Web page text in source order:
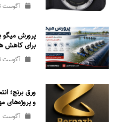
آگوست 3, 2026
پرورش میگو
برای کاهش
آگوست 3, 2026
ورق برنج؛
و پروژه‌های
آگوست 1, 2026